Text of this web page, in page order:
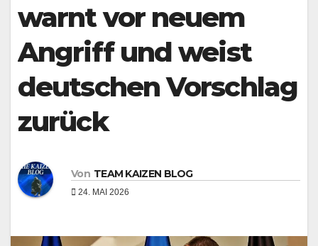
warnt vor neuem
Angriff und weist
deutschen Vorschlag
zurück
Von TEAM KAIZEN BLOG
24. MAI 2026